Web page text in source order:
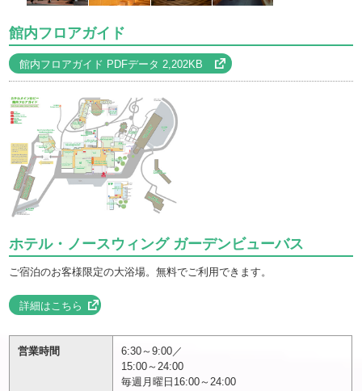
館内フロアガイド
館内フロアガイド PDFデータ 2,202KB
ホテル・ノースウィング ガーデンビューバス
ご宿泊のお客様限定の大浴場。無料でご利用できます。
詳細はこちら
営業時間
6:30～9:00／
15:00～24:00
毎週月曜日16:00～24:00